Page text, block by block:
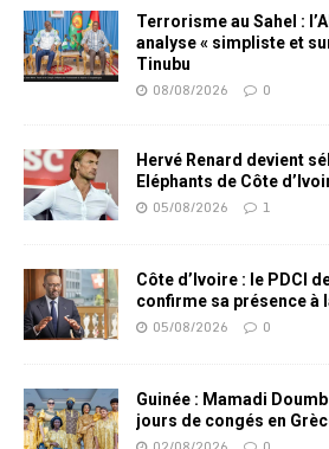
Terrorisme au Sahel :
analyse « simpliste et
Tinubu
08/08/2026 0
Hervé Renard devient
Eléphants de Côte
05/08/2026 1
Côte d’Ivoire : le PDCI
confirme sa présence à
05/08/2026 0
Guinée : Mamadi
jours de congés en